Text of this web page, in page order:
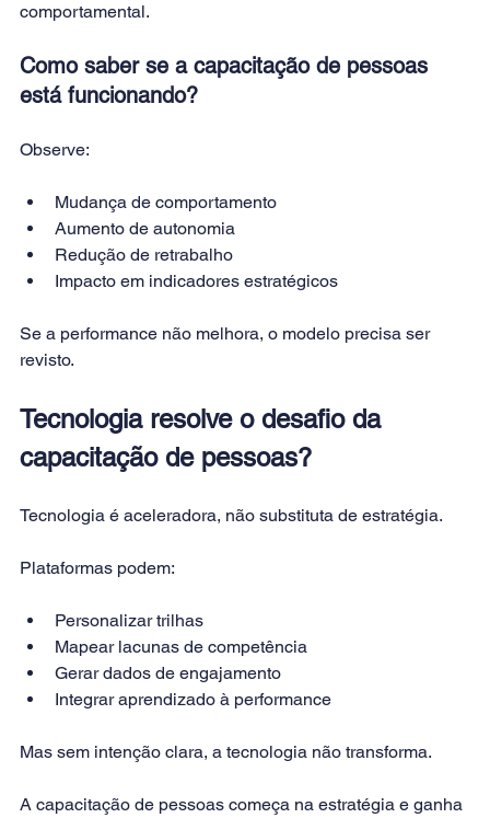
comportamental.
Como saber se a capacitação de pessoas
está funcionando?
Observe:
Mudança de comportamento
Aumento de autonomia
Redução de retrabalho
Impacto em indicadores estratégicos
Se a performance não melhora, o modelo precisa ser
revisto.
Tecnologia resolve o desafio da
capacitação de pessoas?
Tecnologia é aceleradora, não substituta de estratégia.
Plataformas podem:
Personalizar trilhas
Mapear lacunas de competência
Gerar dados de engajamento
Integrar aprendizado à performance
Mas sem intenção clara, a tecnologia não transforma.
A capacitação de pessoas começa na estratégia e ganha